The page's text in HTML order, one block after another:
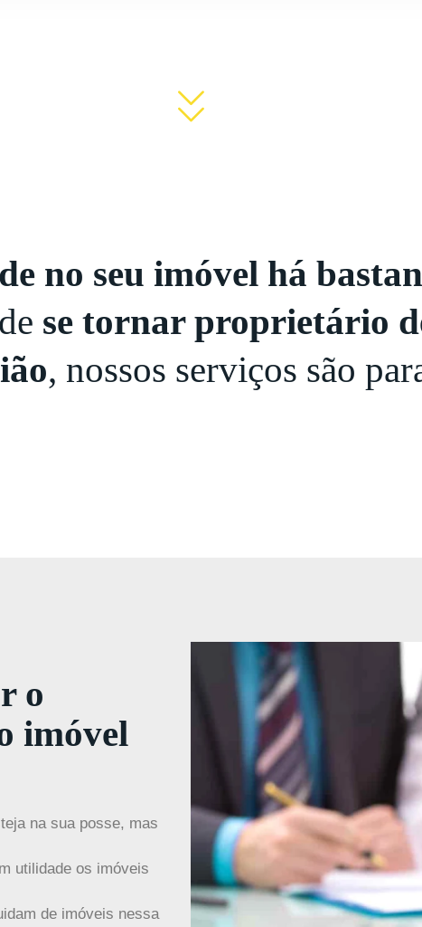
no seu imóvel há
se tornar proprietário
, nossos serviços são
o
imóvel
na sua posse, mas
utilidade os imóveis
de imóveis nessa